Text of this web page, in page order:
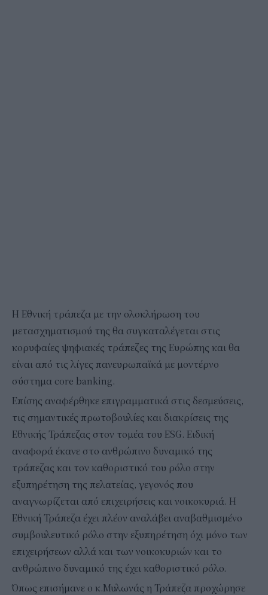
Η Εθνική τράπεζα με την ολοκλήρωση του
μετασχηματισμού της θα συγκαταλέγεται στις
κορυφαίες ψηφιακές τράπεζες της Ευρώπης και θα
είναι από τις λίγες πανευρωπαϊκά με μοντέρνο
σύστημα core banking.
Επίσης αναφέρθηκε επιγραμματικά στις δεσμεύσεις,
τις σημαντικές πρωτοβουλίες και διακρίσεις της
Εθνικής Τράπεζας στον τομέα του ESG. Ειδική
αναφορά έκανε στο ανθρώπινο δυναμικό της
τράπεζας και τον καθοριστικό του ρόλο στην
εξυπηρέτηση της πελατείας, γεγονός που
αναγνωρίζεται από επιχειρήσεις και νοικοκυριά. Η
Εθνική Τράπεζα έχει πλέον αναλάβει αναβαθμισμένο
συμβουλευτικό ρόλο στην εξυπηρέτηση όχι μόνο των
επιχειρήσεων αλλά και των νοικοκυριών και το
ανθρώπινο δυναμικό της έχει καθοριστικό ρόλο.
Όπως επισήμανε ο κ.Μυλωνάς η Τράπεζα προχώρησε